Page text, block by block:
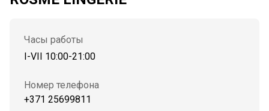
Часы работы
I-VII 10:00-21:00
Номер телефона
+371 25699811